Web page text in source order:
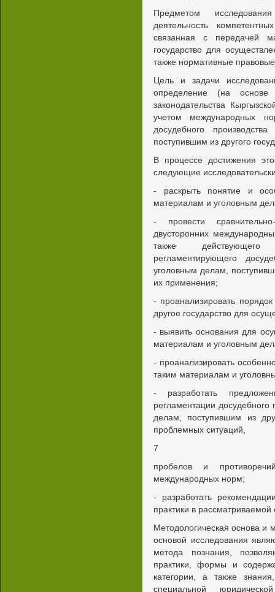
Предметом
деятельность
связанная с передачей
государство для
также нормативные
Цель и задачи
определение (на основе
законодательства
учетом международных
досудебного
поступившим из другого
В процессе достижения
следующие
- раскрыть понятие и
материалам и уголовным
- провести
двусторонних
также действующего
регламентирующего
уголовным делам,
их применения;
- проанализировать
другое государство для
- выявить основания для
материалам и уголовным
- проанализировать
таким материалам и
- разработать
регламентации
делам, поступившим из
проблемных ситуаций,
7
пробелов и
международных норм;
- разработать
практики в рассматриваемой
Методологическая основа и
основой исследования
метода познания,
практики, формы и
категории, а также
специальной